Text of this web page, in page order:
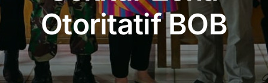
Otoritatif BOB